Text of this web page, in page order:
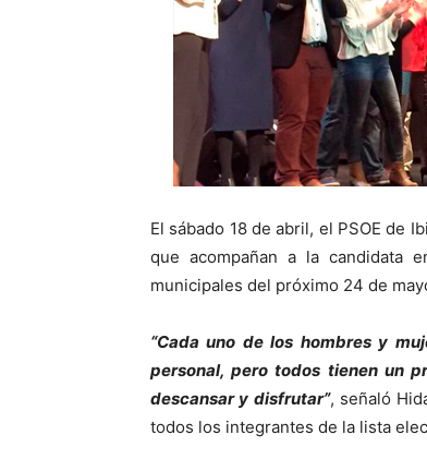
El sábado 18 de abril, el PSOE de
que acompañan a la candidata
municipales del próximo 24 de
“Cada uno de los hombres y
personal, pero todos tienen un
descansar y disfrutar”, señaló
todos los integrantes de la lista